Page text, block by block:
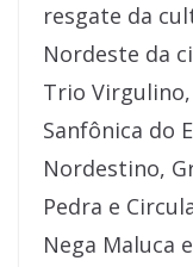
resgate da
Nordeste da
Trio
Sanfônica do
Nordestino,
Pedra e
Nega Maluca